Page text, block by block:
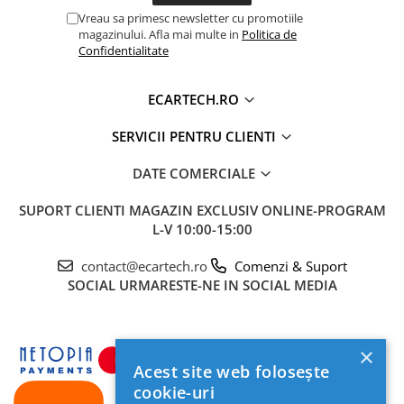
🎵 Sunet Profesional cu Procesor
DSP
Pasionații de muzică vor aprecia procesorul
. Acesta permite reglarea fină a acusticii,
oferind un sunet clar, un bas profund și o scenă
sonoră perfect calibrată pentru habitaclul
Vreau sa primesc newsletter cu promotiile
magazinului. Afla mai multe in Politica de
Confidentialitate
ECARTECH.RO
SERVICII PENTRU CLIENTI
DATE COMERCIALE
SUPORT CLIENTI MAGAZIN EXCLUSIV ONLINE-PROGRAM
L-V 10:00-15:00
contact@ecartech.ro
Comenzi & Suport
SOCIAL URMARESTE-NE IN SOCIAL MEDIA
×
Acest site web folosește
cookie-uri